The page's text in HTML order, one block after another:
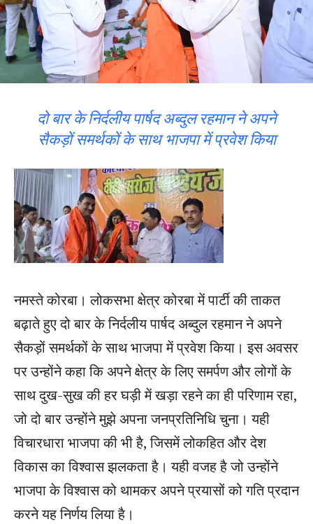
दो बार के निर्दलीय पार्षद अब्दुल रहमान ने अपने
सैकड़ों समर्थकों के साथ भाजपा में प्रवेश किया
नमस्ते कोरबा। लोकसभा क्षेत्र कोरबा में पार्टी की ताकत
बढ़ाते हुए दो बार के निर्दलीय पार्षद अब्दुल रहमान ने अपने
सैकड़ों समर्थकों के साथ भाजपा में प्रवेश किया। इस अवसर
पर उन्होंने कहा कि अपने क्षेत्र के लिए समर्पण और लोगों के
साथ दुख-सुख की हर घड़ी में खड़ा रहने का ही परिणाम रहा,
जो दो बार उन्होंने मुझे अपना जनप्रतिनिधि चुना। यही
विचारधारा भाजपा की भी है, जिसमें लोकहित और देश
विकास का विश्वास झलकता है। यही वजह है जो उन्होंने
भाजपा के विश्वास को थामकर अपने प्रयासों को गति प्रदान
करने यह निर्णय लिया है।